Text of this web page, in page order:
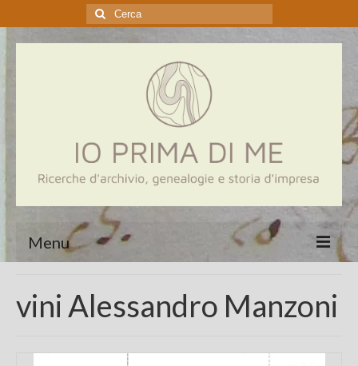
Cerca:
Menu
Genealogia
Aziende
vini Alessandro Manzoni